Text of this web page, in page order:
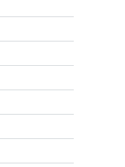
условий.
в